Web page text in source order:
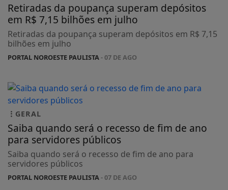
Retiradas da poupança superam depósitos
em R$ 7,15 bilhões em julho
Retiradas da poupança superam depósitos em R$ 7,15
bilhões em julho
PORTAL NOROESTE PAULISTA- 07 DE AGO
GERAL
Saiba quando será o recesso de fim de ano
para servidores públicos
Saiba quando será o recesso de fim de ano para
servidores públicos
PORTAL NOROESTE PAULISTA- 07 DE AGO